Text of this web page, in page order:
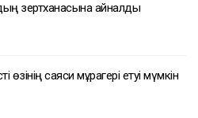
зертханасына айналды
өзінің саяси мұрагері етуі мүмкін